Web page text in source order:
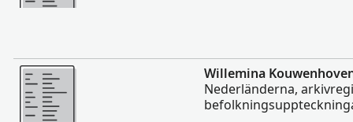
Mer
Willemina
Nederländerna,